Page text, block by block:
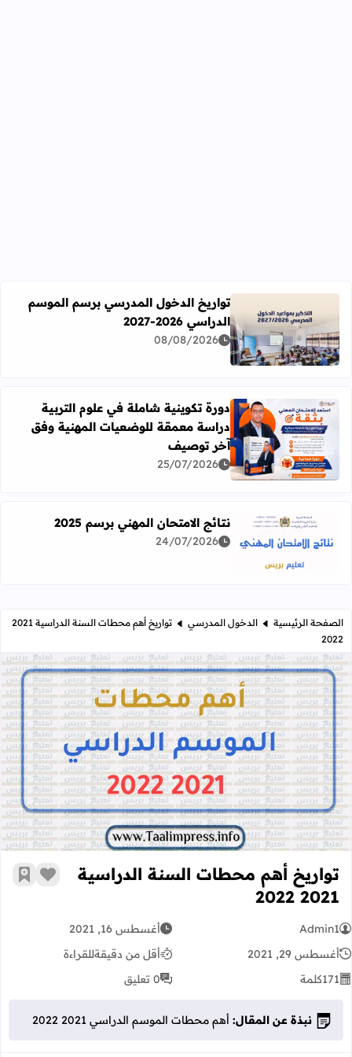
اقرأ المزيد عن تواريخ الدخول المدرسي برسم الموسم الدراسي 2026-
تواريخ الدخول المدرسي برسم الموسم
الدراسي 2026-2027
08/08/2026
اقرأ المزيد عن دورة تكوينية شاملة في علوم التربية
دورة تكوينية شاملة في علوم التربية
دراسة معمقة للوضعيات المهنية وفق
آخر توصيف
25/07/2026
اقرأ المزيد عن نتائج الامتحان المهني برسم 2025
نتائج الامتحان المهني برسم 2025
24/07/2026
الصفحة الرئيسية الدخول المدرسي
تواريخ أهم محطات السنة الدراسية 2021
2022
تواريخ أهم محطات السنة الدراسية 2021 2022
تواريخ أهم محطات السنة الدراسية
2021 2022
زر أضف
Admin1
أغسطس 16, 2021
أغسطس 29, 2021
أقل من دقيقةللقراءة
171كلمة 0 تعليق
نبذة عن المقال: أهم محطات الموسم الدراسي 2021 2022